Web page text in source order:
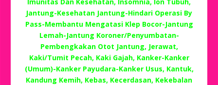
Jantung-Kesehatan Jantung-Hindari Operasi By
Pass-Membantu Mengatasi Klep Bocor-Jantung
Lemah-Jantung Koroner/Penyumbatan-
Pembengkakan Otot Jantung, Jerawat,
Kaki/Tumit Pecah, Kaki Gajah, Kanker-Kanker
(Umum)-Kanker Payudara-Kanker Usus, Kantuk,
Kandung Kemih, Kebas, Kecerdasan, Kekebalan